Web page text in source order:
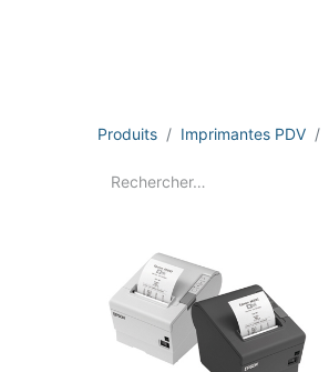
Produits Imprimantes PDV